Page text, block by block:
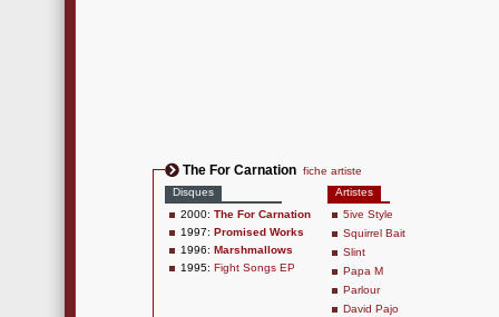
The For Carnation fiche artiste
Disques
2000: The For Carnation
1997: Promised Works
1996: Marshmallows
1995: Fight Songs EP
Artistes
5ive Style
Squirrel Bait
Slint
Papa M
Parlour
David Pajo